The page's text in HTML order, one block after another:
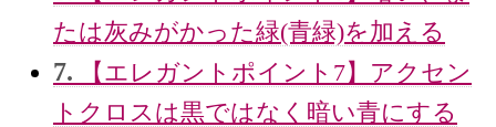
たは灰みがかった緑(青緑)を加える
7. 【エレガントポイント7】アクセン
トクロスは黒ではなく暗い青にする